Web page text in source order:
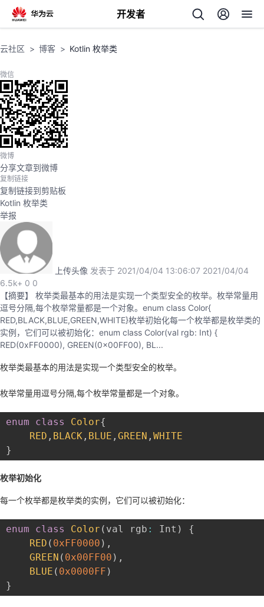
开发者
返
个
人
主
页
我
的
开
发
者
我
的
博
客
我
的
论
坛
我
的
圈
我
的
播
我
活
的
注
我
的
开
发
者
学
堂
我
的
程
我
认
的
验
我
收
藏
我
的
Programs
我
的
支
持
我
的
技
支
我
的
声
议
云社区 博客 Kotlin 枚举类
微信
微博
分享文章到微博
复制链接
复制链接到剪贴板
Kotlin 枚举类
举报
上传头像 发表于 2021/04/04 13:06:07 2021/04/04
6.5k+ 0 0
【摘要】 枚举类最基本的用法是实现一个类型安全的枚举。枚举常量用
逗号分隔,每个枚举常量都是一个对象。enum class Color{
RED,BLACK,BLUE,GREEN,WHITE}枚举初始化每一个枚举都是枚举类的
实例，它们可以被初始化：enum class Color(val rgb: Int) {
RED(0xFF0000), GREEN(0x00FF00), BL...
枚举类最基本的用法是实现一个类型安全的枚举。
枚举常量用逗号分隔,每个枚举常量都是一个对象。
enum class Color{
RED , BLACK , BLUE , GREEN , WHITE
}
枚举初始化
每一个枚举都是枚举类的实例，它们可以被初始化：
enum class Color ( val rgb : Int )
{
RED ( 0xFF0000 ) ,
GREEN ( 0x00FF00 ) ,
BLUE ( 0x0000FF )
}